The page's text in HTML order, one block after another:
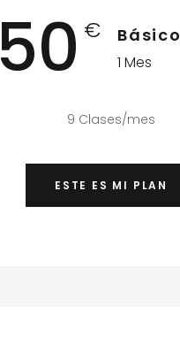
50 € Básico
1 Mes
9 Clases/mes
ESTE ES MI PLAN